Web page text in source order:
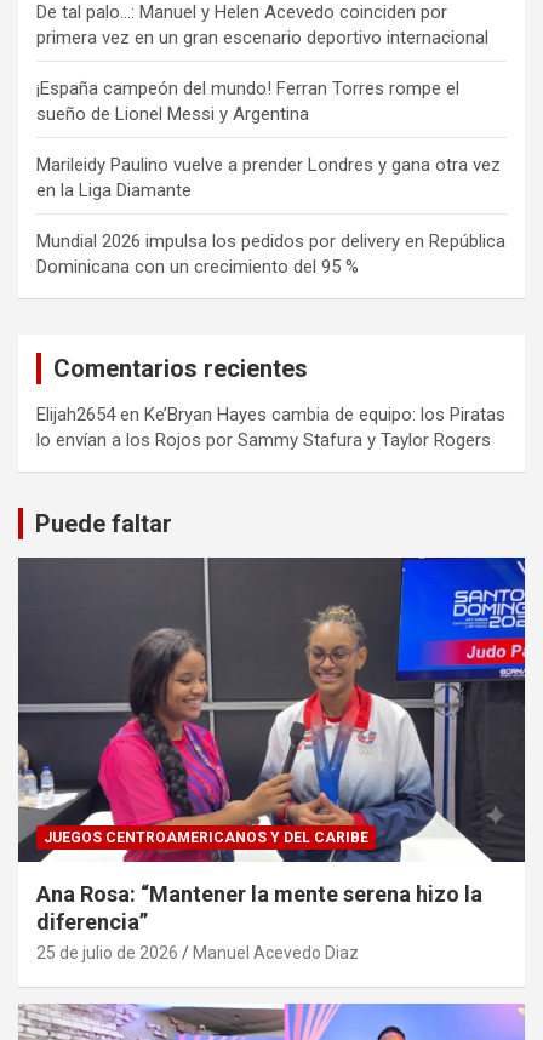
De tal palo…: Manuel y Helen Acevedo coinciden por
primera vez en un gran escenario deportivo internacional
¡España campeón del mundo! Ferran Torres rompe el
sueño de Lionel Messi y Argentina
Marileidy Paulino vuelve a prender Londres y gana otra vez
en la Liga Diamante
Mundial 2026 impulsa los pedidos por delivery en República
Dominicana con un crecimiento del 95 %
Comentarios recientes
Elijah2654en Ke’Bryan Hayes cambia de equipo: los Piratas
lo envían a los Rojos por Sammy Stafura y Taylor Rogers
Puede faltar
JUEGOS CENTROAMERICANOS Y DEL CARIBE
Ana Rosa: “Mantener la mente serena hizo la
diferencia”
25 de julio de 2026 Manuel Acevedo Diaz